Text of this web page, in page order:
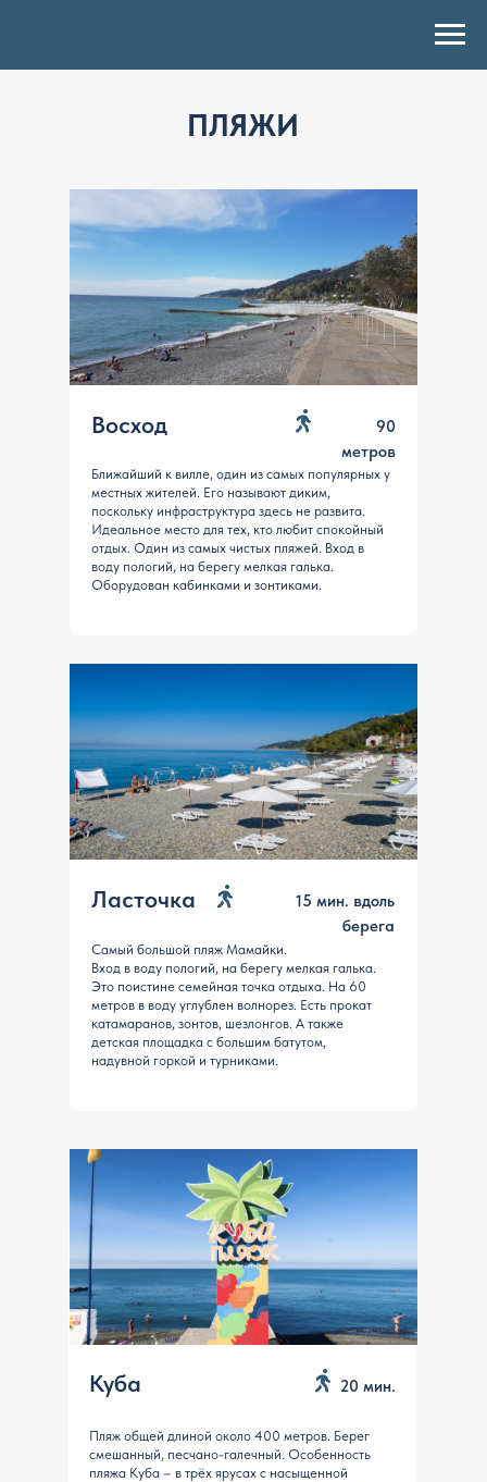
ПЛЯЖИ
Восход
Ближайший к вилле, один из самых популярных у
местных жителей. Его называют диким,
поскольку инфраструктура здесь не развита.
Идеальное место для тех, кто любит спокойный
отдых. Один из самых чистых пляжей. Вход в
воду пологий, на берегу мелкая галька.
Оборудован кабинками и зонтиками.
90
метров
Самый большой пляж Мамайки.
Вход в воду пологий, на берегу мелкая галька.
Это поистине семейная точка отдыха. На 60
метров в воду углублен волнорез. Есть прокат
катамаранов, зонтов, шезлонгов. А также
детская площадка с большим батутом,
надувной горкой и турниками.
15 мин. вдоль
берега
Ласточка
Куба
Пляж общей длиной около 400 метров. Берег
смешанный, песчано-галечный. Особенность
пляжа Куба – в трёх ярусах с насыщенной
20 мин.